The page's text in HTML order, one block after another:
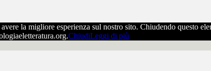
la migliore esperienza sul nostro sito. Chiudendo questo
ChiudiLeggi di più